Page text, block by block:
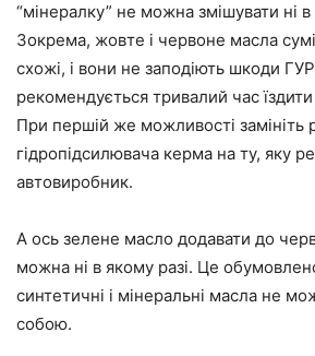
“мінералку” не можна змішувати ні в
Зокрема, жовте і червоне масла
схожі, і вони не заподіють шкоди
рекомендується тривалий час їздити
При першій же можливості замініть
гідропідсилювача керма на ту, яку
автовиробник.
А ось зелене масло додавати до
можна ні в якому разі. Це
синтетичні і мінеральні масла не
собою.